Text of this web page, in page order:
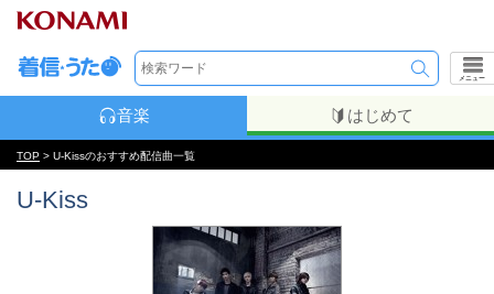
メニュー
音楽 はじめて
TOP > U-Kissのおすすめ配信曲一覧
U-Kiss